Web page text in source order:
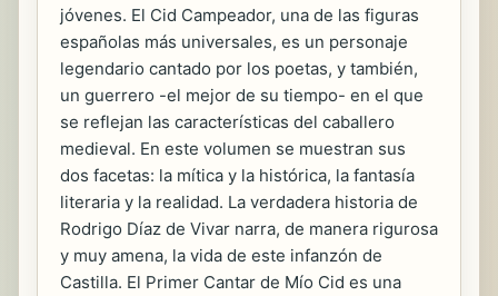
jóvenes. El Cid Campeador, una de las figuras
españolas más universales, es un personaje
legendario cantado por los poetas, y también,
un guerrero -el mejor de su tiempo- en el que
se reflejan las características del caballero
medieval. En este volumen se muestran sus
dos facetas: la mítica y la histórica, la fantasía
literaria y la realidad. La verdadera historia de
Rodrigo Díaz de Vivar narra, de manera rigurosa
y muy amena, la vida de este infanzón de
Castilla. El Primer Cantar de Mío Cid es una